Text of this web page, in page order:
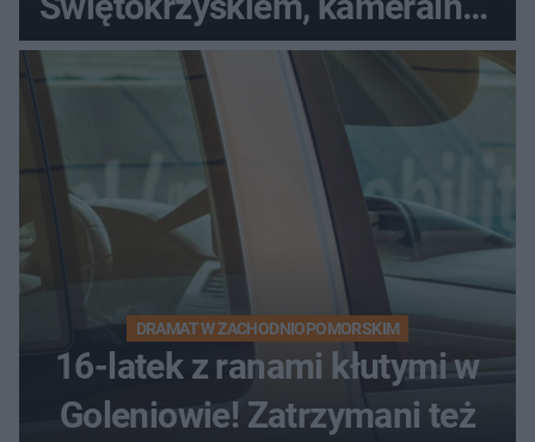
bez tłumów
DRAMAT W ZACHODNIOPOMORSKIM
16-latek z ranami kłutymi w
Goleniowie! Zatrzymani też